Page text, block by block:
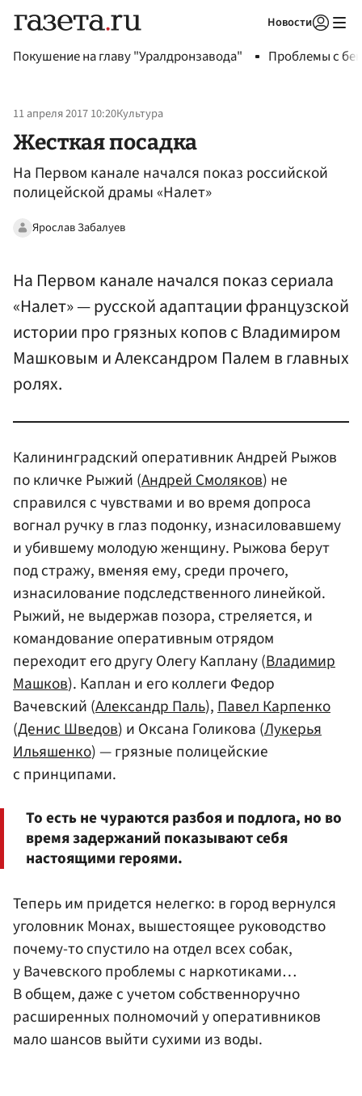
Новости
Покушение на главу "Уралдронзавода" Проблемы с
11 апреля 2017 10:20Культура
Жесткая посадка
На Первом канале начался показ российской
полицейской драмы «Налет»
Ярослав Забалуев
На Первом канале начался показ сериала
«Налет» — русской адаптации французской
истории про грязных копов с Владимиром
Машковым и Александром Палем в главных
ролях.
Калининградский оперативник Андрей Рыжов
по кличке Рыжий (Андрей Смоляков) не
справился с чувствами и во время допроса
вогнал ручку в глаз подонку, изнасиловавшему
и убившему молодую женщину. Рыжова берут
под стражу, вменяя ему, среди прочего,
изнасилование подследственного линейкой.
Рыжий, не выдержав позора, стреляется, и
командование оперативным отрядом
переходит его другу Олегу Каплану (Владимир
Машков). Каплан и его коллеги Федор
Вачевский (Александр Паль), Павел Карпенко
(Денис Шведов) и Оксана Голикова (Лукерья
Ильяшенко) — грязные полицейские
с принципами.
То есть не чураются разбоя и подлога, но во
время задержаний показывают себя
настоящими героями.
Теперь им придется нелегко: в город вернулся
уголовник Монах, вышестоящее руководство
почему-то спустило на отдел всех собак,
у Вачевского проблемы с наркотиками…
В общем, даже с учетом собственноручно
расширенных полномочий у оперативников
мало шансов выйти сухими из воды.